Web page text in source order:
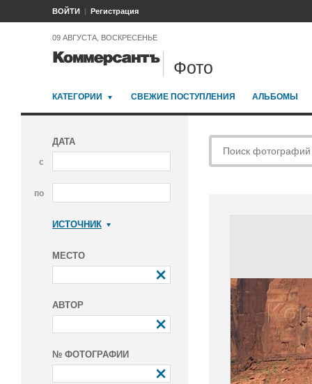
ВОЙТИ Регистрация
09 АВГУСТА, ВОСКРЕСЕНЬЕ
Фото
КАТЕГОРИИ СВЕЖИЕ ПОСТУПЛЕНИЯ АЛЬБОМЫ
ДАТА
с
по
ИСТОЧНИК
МЕСТО
АВТОР
№ ФОТОГРАФИИ